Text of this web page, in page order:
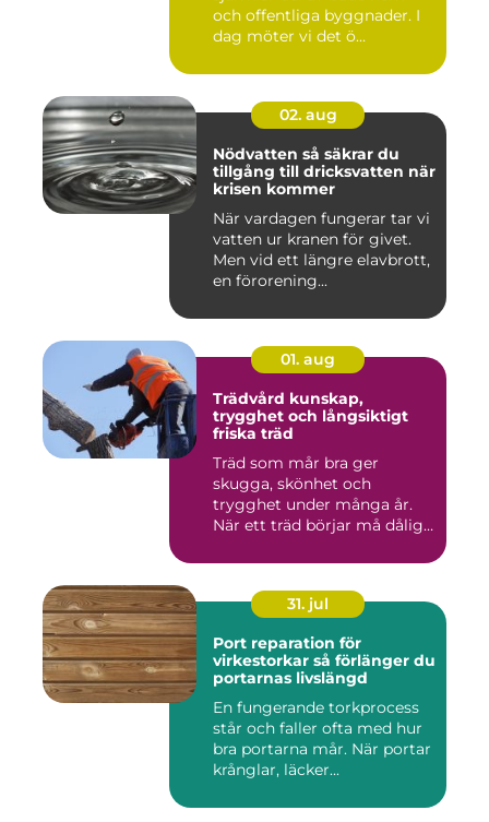
och offentliga byggnader. I
dag möter vi det ö...
02. aug
Nödvatten så säkrar du
tillgång till dricksvatten när
krisen kommer
När vardagen fungerar tar vi
vatten ur kranen för givet.
Men vid ett längre elavbrott,
en förorening...
01. aug
Trädvård kunskap,
trygghet och långsiktigt
friska träd
Träd som mår bra ger
skugga, skönhet och
trygghet under många år.
När ett träd börjar må dåligt
31. jul
Port reparation för
virkestorkar så förlänger du
portarnas livslängd
En fungerande torkprocess
står och faller ofta med hur
bra portarna mår. När portar
krånglar, läcker...